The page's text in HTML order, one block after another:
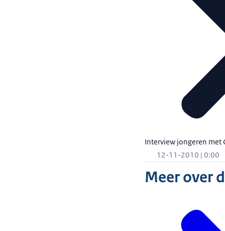
Meer dan
spraken hier
Dit
voldoende
De onlangs
flink investeren.
In de eerste
Dat zal pas in
We hebben
Er zitten
Dan hebben
zich ook buigt
Al die vragen
inventarisatie
Interview jongeren met
12-11-2010 | 0:00
Meer over